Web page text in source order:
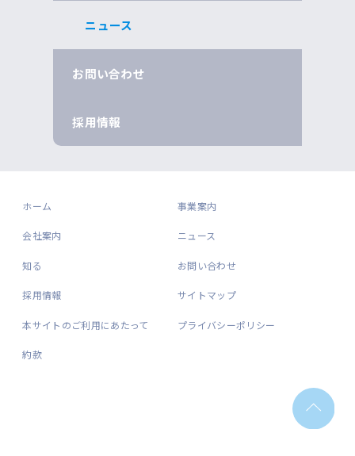
ニュース
お問い合わせ
採用情報
ホーム 事業案内
会社案内 ニュース
知る お問い合わせ
採用情報 サイトマップ
本サイトのご利用にあたって プライバシーポリシー
約款